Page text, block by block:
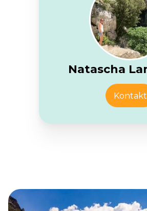
Natascha
Kontakt